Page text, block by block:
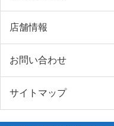
店舗情報
お問い合わせ
サイトマップ